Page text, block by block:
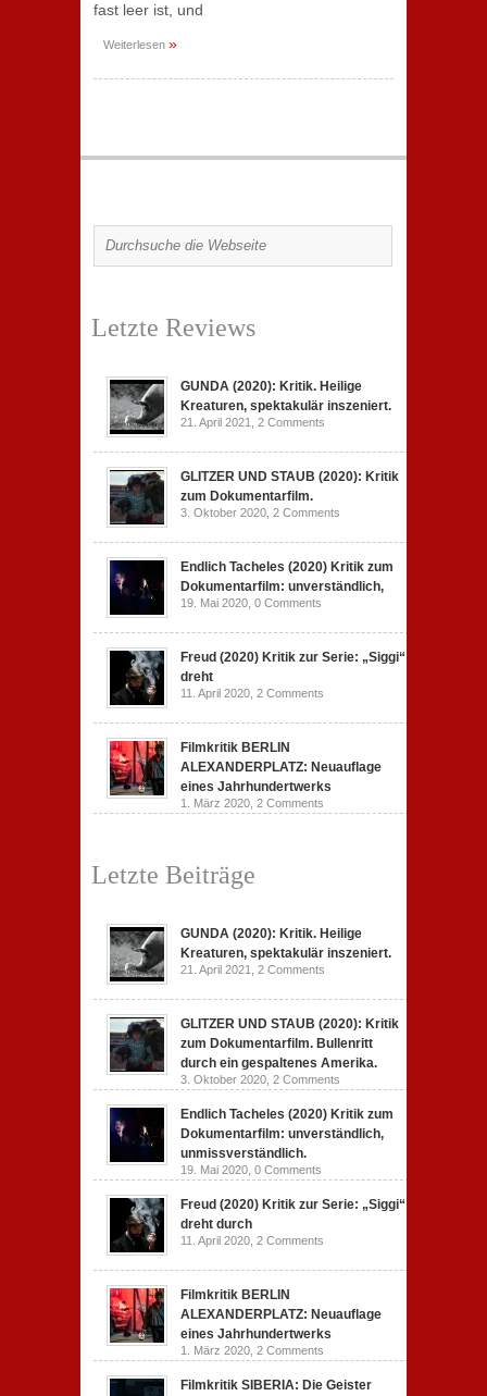
fast leer ist, und
Weiterlesen »
Letzte Reviews
GUNDA (2020): Kritik. Heilige
Kreaturen, spektakulär inszeniert.
21. April 2021, 2 Comments
GLITZER UND STAUB (2020): Kritik
zum Dokumentarfilm.
3. Oktober 2020, 2 Comments
Endlich Tacheles (2020) Kritik zum
Dokumentarfilm: unverständlich,
19. Mai 2020, 0 Comments
Freud (2020) Kritik zur Serie: „Siggi“
dreht
11. April 2020, 2 Comments
Filmkritik BERLIN
ALEXANDERPLATZ: Neuauflage
eines Jahrhundertwerks
1. März 2020, 2 Comments
Letzte Beiträge
GUNDA (2020): Kritik. Heilige
Kreaturen, spektakulär inszeniert.
21. April 2021, 2 Comments
GLITZER UND STAUB (2020): Kritik
zum Dokumentarfilm. Bullenritt
durch ein gespaltenes Amerika.
3. Oktober 2020, 2 Comments
Endlich Tacheles (2020) Kritik zum
Dokumentarfilm: unverständlich,
unmissverständlich.
19. Mai 2020, 0 Comments
Freud (2020) Kritik zur Serie: „Siggi“
dreht durch
11. April 2020, 2 Comments
Filmkritik BERLIN
ALEXANDERPLATZ: Neuauflage
eines Jahrhundertwerks
1. März 2020, 2 Comments
Filmkritik SIBERIA: Die Geister